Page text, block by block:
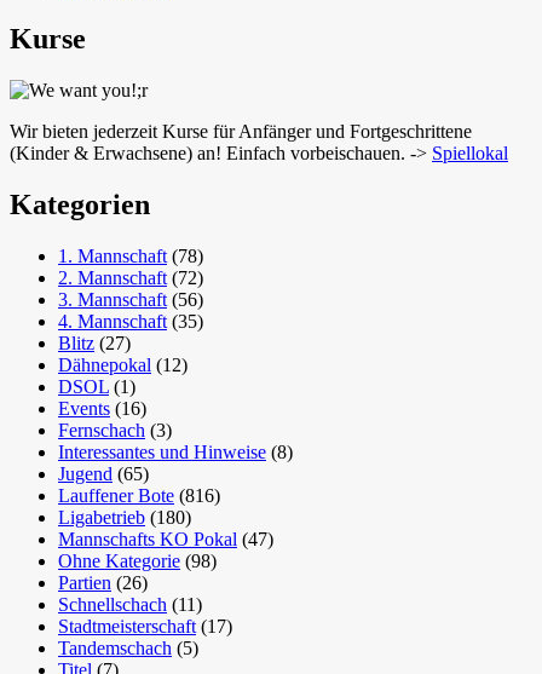
Kurse
Wir bieten jederzeit Kurse für Anfänger und Fortgeschrittene
(Kinder & Erwachsene) an! Einfach vorbeischauen. -> Spiellokal
Kategorien
1. Mannschaft (78)
2. Mannschaft (72)
3. Mannschaft (56)
4. Mannschaft (35)
Blitz (27)
Dähnepokal (12)
DSOL (1)
Events (16)
Fernschach (3)
Interessantes und Hinweise (8)
Jugend (65)
Lauffener Bote (816)
Ligabetrieb (180)
Mannschafts KO Pokal (47)
Ohne Kategorie (98)
Partien (26)
Schnellschach (11)
Stadtmeisterschaft (17)
Tandemschach (5)